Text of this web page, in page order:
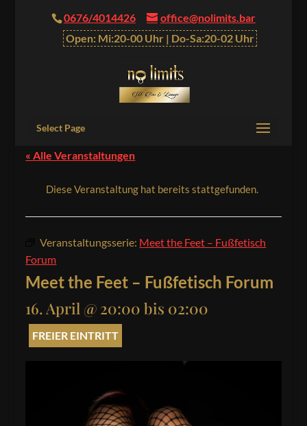
0676/4014426
office@nolimits.bar
Open: Mi:20-00 Uhr | Do-Sa:20-02 Uhr
Select Page
« Alle Veranstaltungen
Diese Veranstaltung hat bereits stattgefunden.
Veranstaltungsserie: Meet the Feet – Fußfetisch
Forum
Meet the Feet – Fußfetisch Forum
16. April @ 20:00 bis 02:00
FREIER EINTRITT